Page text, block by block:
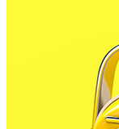
l’hora de
és l’Esbart
d’atenció del
Aquest 2018,